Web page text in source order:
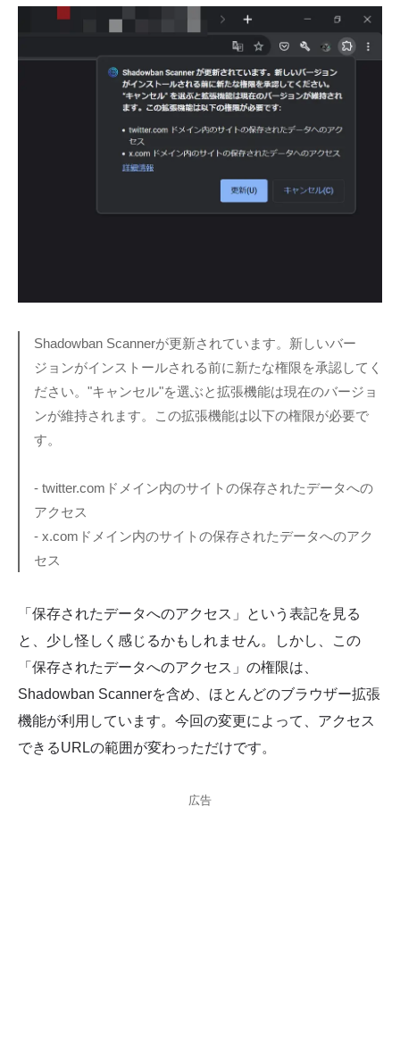
Shadowban Scannerが更新されています。新しいバー
ジョンがインストールされる前に新たな権限を承認してく
ださい。"キャンセル"を選ぶと拡張機能は現在のバージョ
ンが維持されます。この拡張機能は以下の権限が必要で
す。
- twitter.comドメイン内のサイトの保存されたデータへの
アクセス
- x.comドメイン内のサイトの保存されたデータへのアク
セス
「保存されたデータへのアクセス」という表記を見る
と、少し怪しく感じるかもしれません。しかし、この
「保存されたデータへのアクセス」の権限は、
Shadowban Scannerを含め、ほとんどのブラウザー拡張
機能が利用しています。今回の変更によって、アクセス
できるURLの範囲が変わっただけです。
広告